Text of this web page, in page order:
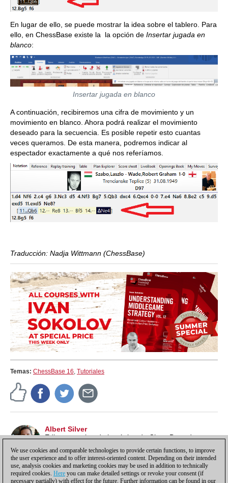
En lugar de ello, se puede mostrar la idea sobre el tablero. Para
ello, en ChessBase existe la la opción de Insertar jugada en
blanco:
Insertar jugada en blanco
A continuación, recibiremos una cifra de movimiento y un
movimiento en blanco. Ahora podrá realizar el movimiento
deseado para la secuencia. Es posible repetir esto cuantas
veces queramos. De esta manera, podremos indicar al
espectador exactamente a qué nos referíamos.
Traducción: Nadja Wittmann (ChessBase)
Temas: ChessBase 16, Tutoriales
Albert Silver
Editor y escritor de la página de ChessBase de
We use cookies and comparable technologies to provide certain functions, to improve
the user experience and to offer interest-oriented content. Depending on their intended
use, analysis cookies and marketing cookies may be used in addition to technically
required cookies. Here you can make detailed settings or revoke your consent (if
necessary partially) with effect for the future. Further information can be found in our